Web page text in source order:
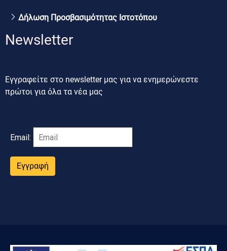
Δήλωση Προσβασιμότητας Ιστοτόπου
Newsletter
Εγγραφείτε στο newsletter μας για να ενημερώνεστε
πρώτοι για όλα τα νέα μας
Email:
Εγγραφή